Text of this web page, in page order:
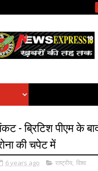
- ब्रिटिश पीएम के
की चपेट में
6 years ago राष्ट्रीय, विश्व